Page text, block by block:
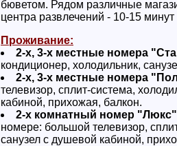
бюветом. Рядом различные
центра развлечений - 10-15
Проживание:
2-х, 3-х местные номера
кондиционер, холодильник,
2-х, 3-х местные номера
телевизор, сплит-система,
кабиной, прихожая, балкон.
2-х комнатный номер "Люкс"
номере: большой телевизор,
санузел с душевой кабиной,